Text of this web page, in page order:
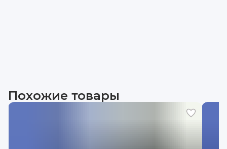
Похожие товары